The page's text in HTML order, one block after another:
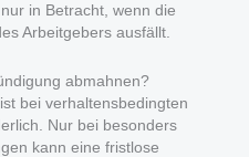
in Betracht, wenn die
Arbeitgebers ausfällt.
abmahnen?
bei verhaltensbedingten
Nur bei besonders
kann eine fristlose